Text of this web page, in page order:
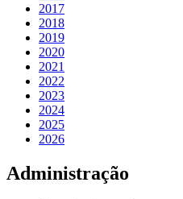
2017
2018
2019
2020
2021
2022
2023
2024
2025
2026
Administração